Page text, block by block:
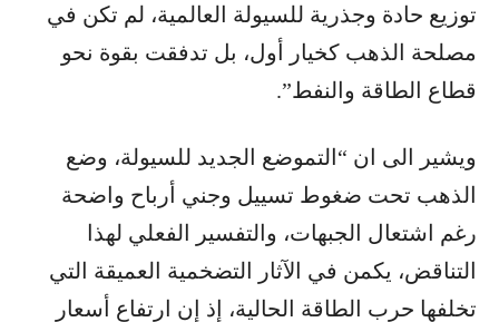
توزيع حادة وجذرية للسيولة العالمية، لم تكن في
مصلحة الذهب كخيار أول، بل تدفقت بقوة نحو
قطاع الطاقة والنفط”.
ويشير الى ان “التموضع الجديد للسيولة، وضع
الذهب تحت ضغوط تسييل وجني أرباح واضحة
رغم اشتعال الجبهات، والتفسير الفعلي لهذا
التناقض، يكمن في الآثار التضخمية العميقة التي
تخلفها حرب الطاقة الحالية، إذ إن ارتفاع أسعار